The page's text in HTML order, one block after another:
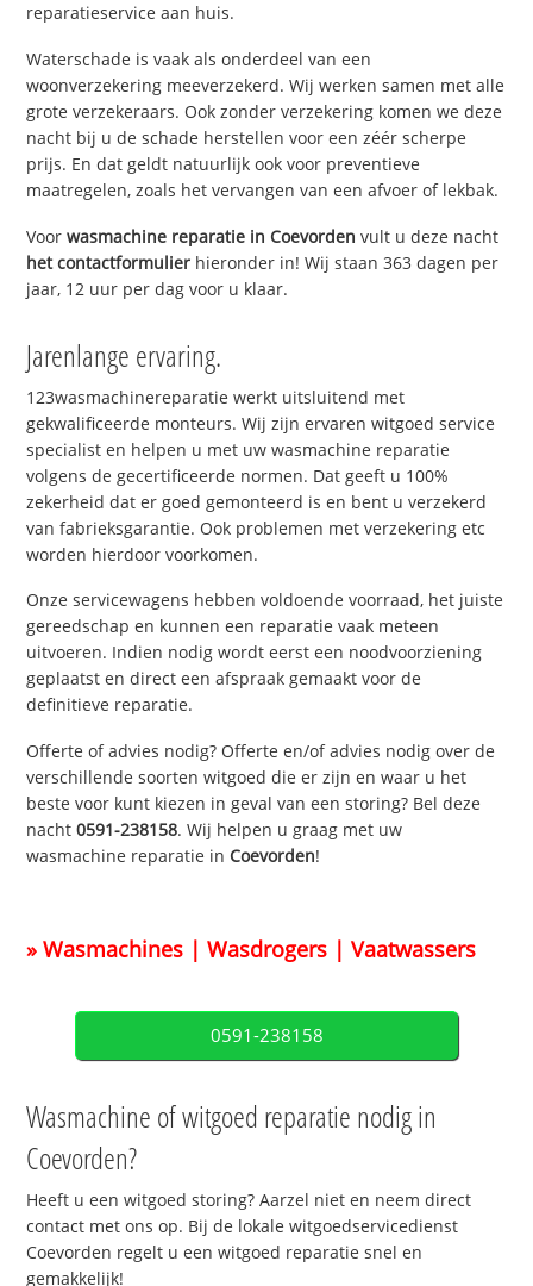
reparatieservice aan huis.
Waterschade is vaak als onderdeel van een
woonverzekering meeverzekerd. Wij werken samen met alle
grote verzekeraars. Ook zonder verzekering komen we deze
nacht bij u de schade herstellen voor een zéér scherpe
prijs. En dat geldt natuurlijk ook voor preventieve
maatregelen, zoals het vervangen van een afvoer of lekbak.
Voorwasmachine reparatie in Coevorden vult u deze nacht
het contactformulier hieronder in! Wij staan 363 dagen per
jaar, 12 uur per dag voor u klaar.
Jarenlange ervaring.
123wasmachinereparatie werkt uitsluitend met
gekwalificeerde monteurs. Wij zijn ervaren witgoed service
specialist en helpen u met uw wasmachine reparatie
volgens de gecertificeerde normen. Dat geeft u 100%
zekerheid dat er goed gemonteerd is en bent u verzekerd
van fabrieksgarantie. Ook problemen met verzekering etc
worden hierdoor voorkomen.
Onze servicewagens hebben voldoende voorraad, het juiste
gereedschap en kunnen een reparatie vaak meteen
uitvoeren. Indien nodig wordt eerst een noodvoorziening
geplaatst en direct een afspraak gemaakt voor de
definitieve reparatie.
Offerte of advies nodig? Offerte en/of advies nodig over de
verschillende soorten witgoed die er zijn en waar u het
beste voor kunt kiezen in geval van een storing? Bel deze
nacht0591-238158. Wij helpen u graag met uw
wasmachine reparatie inCoevorden!
» Wasmachines | Wasdrogers | Vaatwassers
0591-238158
Wasmachine of witgoed reparatie nodig in
Coevorden?
Heeft u een witgoed storing? Aarzel niet en neem direct
contact met ons op. Bij de lokale witgoedservicedienst
Coevorden regelt u een witgoed reparatie snel en
gemakkelijk!